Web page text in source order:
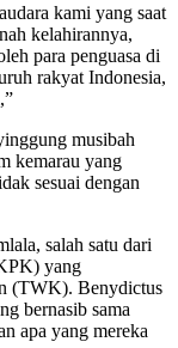
kami yang saat
kelahirannya,
para penguasa di
rakyat Indonesia,
musibah
kemarau yang
sesuai dengan
salah satu dari
yang
(TWK). Benydictus
bernasib sama
apa yang mereka